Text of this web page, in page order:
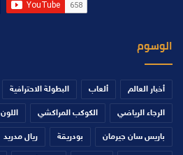
الوسوم
أخبار العالم ألعاب البطولة الاحترافية
الرجاء الرياضي الكوكب المراكشي اللون
باريس سان جيرمان بودريقة ريال مدريد